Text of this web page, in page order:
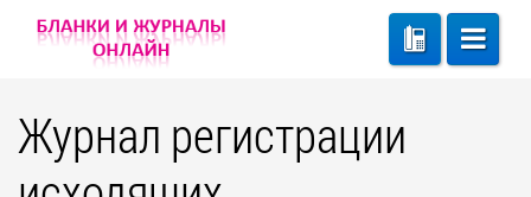
Журнал регистрации